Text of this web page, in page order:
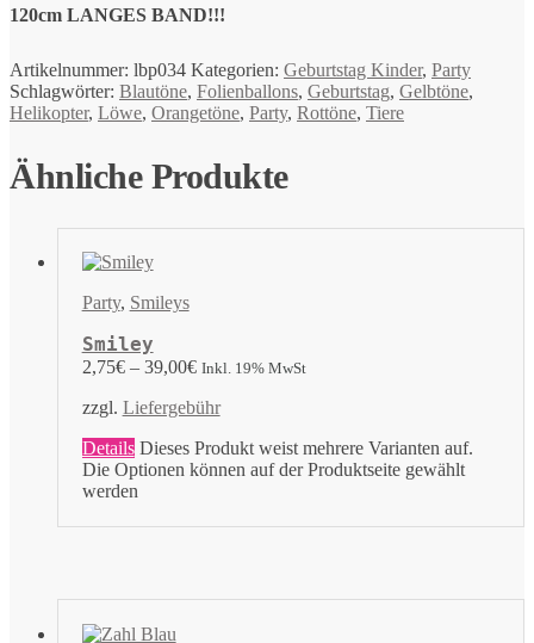
120cm LANGES BAND!!!
Artikelnummer: lbp034 Kategorien: Geburtstag Kinder, Party
Schlagwörter: Blautöne, Folienballons, Geburtstag, Gelbtöne,
Helikopter, Löwe, Orangetöne, Party, Rottöne, Tiere
Ähnliche Produkte
Party, Smileys
Smiley
2,75€– 39,00€ Inkl. 19% MwSt
zzgl. Liefergebühr
Details Dieses Produkt weist mehrere Varianten auf.
Die Optionen können auf der Produktseite gewählt
werden